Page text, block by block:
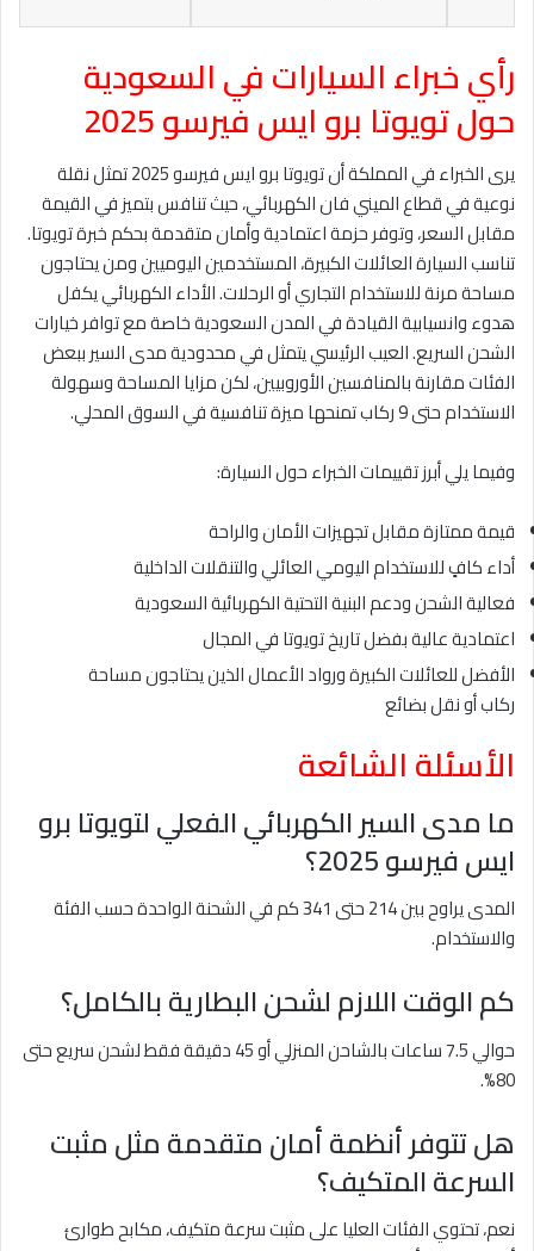
رأي خبراء السيارات في السعودية
حول تويوتا برو ايس فيرسو 2025
يرى الخبراء في المملكة أن تويوتا برو ايس فيرسو 2025 تمثل نقلة
نوعية في قطاع الميني فان الكهربائي، حيث تنافس بتميز في القيمة
مقابل السعر، وتوفر حزمة اعتمادية وأمان متقدمة بحكم خبرة تويوتا.
تناسب السيارة العائلات الكبيرة، المستخدمين اليوميين ومن يحتاجون
مساحة مرنة للاستخدام التجاري أو الرحلات. الأداء الكهربائي يكفل
هدوء وانسيابية القيادة في المدن السعودية خاصة مع توافر خيارات
الشحن السريع. العيب الرئيسي يتمثل في محدودية مدى السير ببعض
الفئات مقارنة بالمنافسين الأوروبيين، لكن مزايا المساحة وسهولة
الاستخدام حتى 9 ركاب تمنحها ميزة تنافسية في السوق المحلي.
وفيما يلي أبرز تقييمات الخبراء حول السيارة:
قيمة ممتازة مقابل تجهيزات الأمان والراحة
أداء كافٍ للاستخدام اليومي العائلي والتنقلات الداخلية
فعالية الشحن ودعم البنية التحتية الكهربائية السعودية
اعتمادية عالية بفضل تاريخ تويوتا في المجال
الأفضل للعائلات الكبيرة ورواد الأعمال الذين يحتاجون مساحة
ركاب أو نقل بضائع
الأسئلة الشائعة
ما مدى السير الكهربائي الفعلي لتويوتا برو
ايس فيرسو 2025؟
المدى يراوح بين 214 حتى 341 كم في الشحنة الواحدة حسب الفئة
والاستخدام.
كم الوقت اللازم لشحن البطارية بالكامل؟
حوالي 7.5 ساعات بالشاحن المنزلي أو 45 دقيقة فقط لشحن سريع حتى
80%.
هل تتوفر أنظمة أمان متقدمة مثل مثبت
السرعة المتكيف؟
نعم، تحتوي الفئات العليا على مثبت سرعة متكيف، مكابح طوارئ